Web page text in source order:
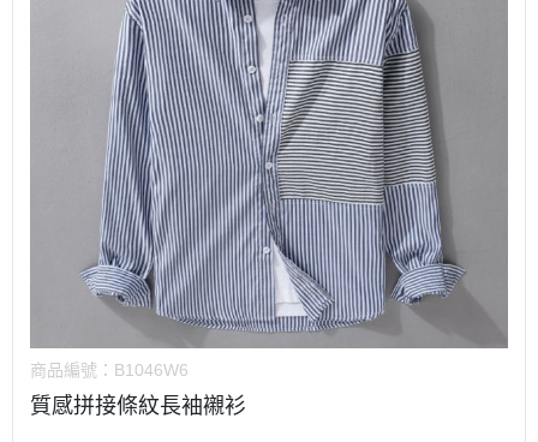
商品編號： B1046W6
質感拼接條紋長袖襯衫